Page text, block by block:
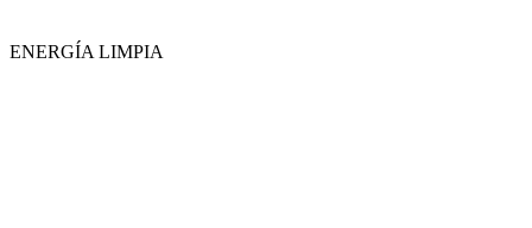
ENERGÍA LIMPIA